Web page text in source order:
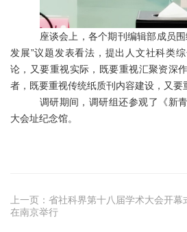
座谈会上，各个期刊编辑部成员
发展”议题发表看法，提出人文社科类
论，又要重视实际，既要重视汇聚资深
者，既要重视传统纸质刊内容建设，又要
调研期间，调研组还参观了《新
大会址纪念馆。
上一页： 省社科界第十八届学术大会开幕
在南京举行